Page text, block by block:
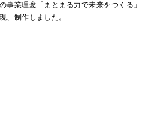
事業理念「まとまる力で未来をつくる」
、制作しました。